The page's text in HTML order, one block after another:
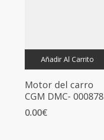
Añadir Al Carrito
Motor del carro
CGM DMC- 000878
0.00€